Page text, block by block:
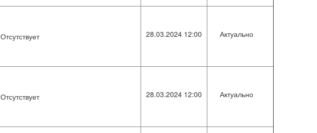
Отсутствует 28.03.2024 12:00 Актуально
Отсутствует 28.03.2024 12:00 Актуально